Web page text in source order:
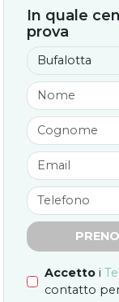
In quale
prova
Accetto i
contatto